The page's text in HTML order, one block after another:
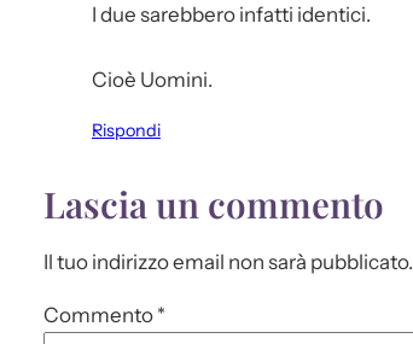
I due sarebbero infatti identici.
Cioè Uomini.
Rispondi
Lascia un commento
Il tuo indirizzo email non sarà pubblicato.
Commento *